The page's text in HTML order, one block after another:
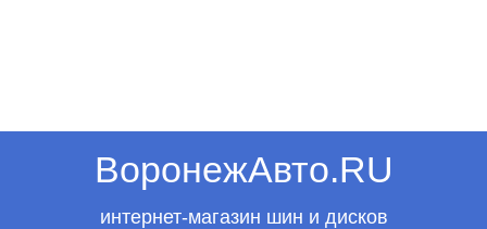
ВоронежАвто.RU
интернет-магазин шин и дисков